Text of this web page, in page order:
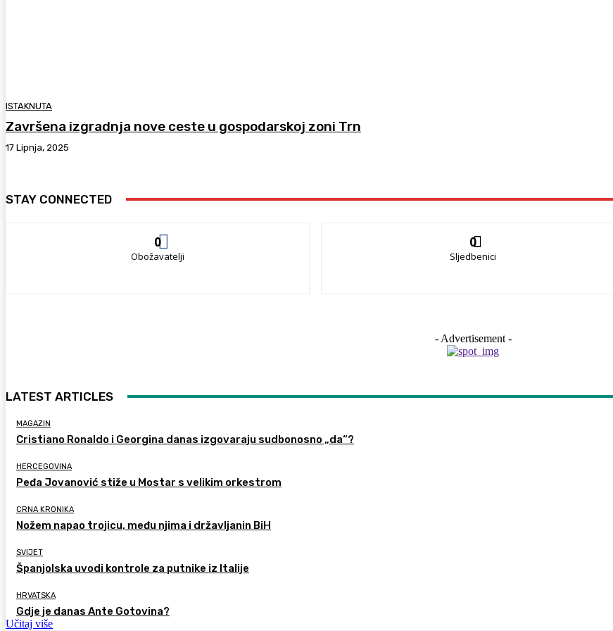
ISTAKNUTA
Završena izgradnja nove ceste u gospodarskoj zoni Trn
17 Lipnja, 2025
STAY CONNECTED
0
Obožavatelji
0
Sljedbenici
- Advertisement -
LATEST ARTICLES
MAGAZIN
Cristiano Ronaldo i Georgina danas izgovaraju sudbonosno „da“?
HERCEGOVINA
Peđa Jovanović stiže u Mostar s velikim orkestrom
CRNA KRONIKA
Nožem napao trojicu, među njima i državljanin BiH
SVIJET
Španjolska uvodi kontrole za putnike iz Italije
HRVATSKA
Gdje je danas Ante Gotovina?
Učitaj više